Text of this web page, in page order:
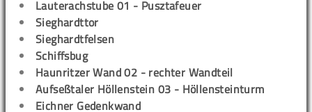
Lauterachstube 01 - Pusztafeuer
Sieghardttor
Sieghardtfelsen
Schiffsbug
Haunritzer Wand 02 - rechter Wandteil
Aufseßtaler Höllenstein 03 - Höllensteinturm
Eichner Gedenkwand